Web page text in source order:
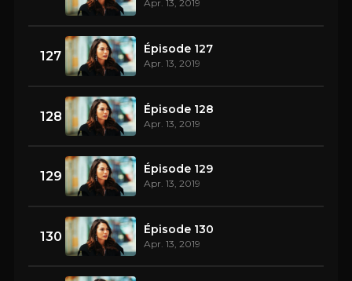
Apr. 13, 2019
127 Épisode 127
Apr. 13, 2019
128 Épisode 128
Apr. 13, 2019
129 Épisode 129
Apr. 13, 2019
130 Épisode 130
Apr. 13, 2019